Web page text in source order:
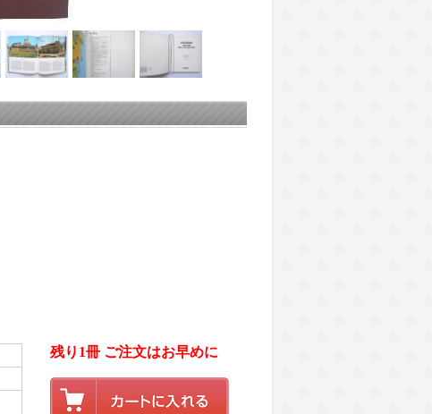
残り1冊 ご注文はお早めに